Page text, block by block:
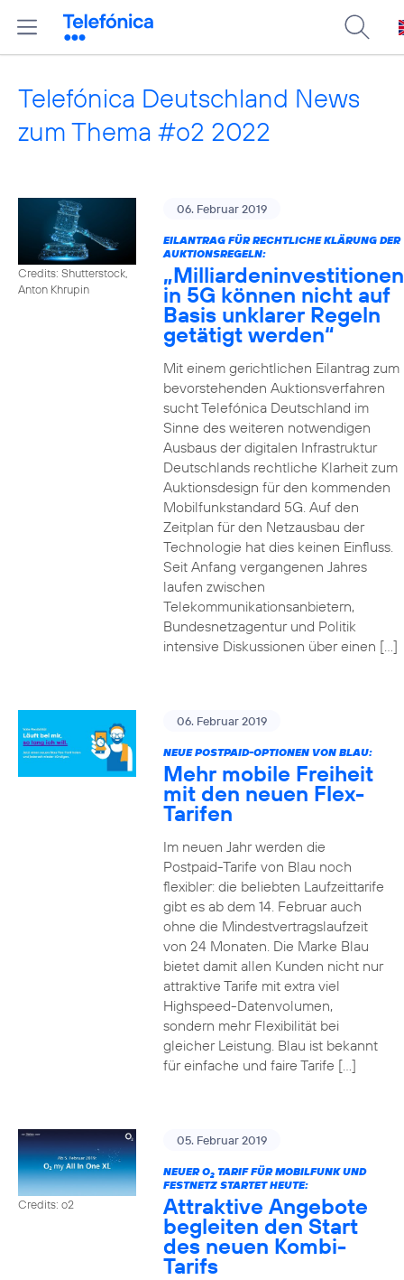
Telefónica Deutschland News
zum Thema #o2 2022
Credits: Shutterstock,
Anton Khrupin
06. Februar 2019
EILANTRAG FÜR RECHTLICHE KLÄRUNG DER
AUKTIONSREGELN:
„Milliardeninvestitionen
in 5G können nicht auf
Basis unklarer Regeln
getätigt werden“
Mit einem gerichtlichen Eilantrag zum
bevorstehenden Auktionsverfahren
sucht Telefónica Deutschland im
Sinne des weiteren notwendigen
Ausbaus der digitalen Infrastruktur
Deutschlands rechtliche Klarheit zum
Auktionsdesign für den kommenden
Mobilfunkstandard 5G. Auf den
Zeitplan für den Netzausbau der
Technologie hat dies keinen Einfluss.
Seit Anfang vergangenen Jahres
laufen zwischen
Telekommunikationsanbietern,
Bundesnetzagentur und Politik
intensive Diskussionen über einen […]
06. Februar 2019
NEUE POSTPAID-OPTIONEN VON BLAU:
Mehr mobile Freiheit
mit den neuen Flex-
Tarifen
Im neuen Jahr werden die
Postpaid-Tarife von Blau noch
flexibler: die beliebten Laufzeittarife
gibt es ab dem 14. Februar auch
ohne die Mindestvertragslaufzeit
von 24 Monaten. Die Marke Blau
bietet damit allen Kunden nicht nur
attraktive Tarife mit extra viel
Highspeed-Datenvolumen,
sondern mehr Flexibilität bei
gleicher Leistung. Blau ist bekannt
für einfache und faire Tarife […]
Credits: o2
05. Februar 2019
NEUER O2TARIF FÜR MOBILFUNK UND
FESTNETZ STARTET HEUTE:
Attraktive Angebote
begleiten den Start
des neuen Kombi-
Tarifs